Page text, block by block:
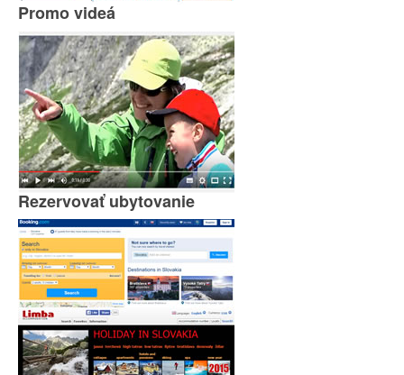
Promo videá
Rezervovať ubytovanie